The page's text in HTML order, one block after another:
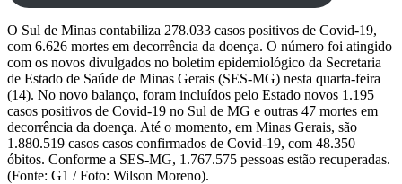
O Sul de Minas contabiliza 278.033 casos positivos de Covid-19,
com 6.626 mortes em decorrência da doença. O número foi atingido
com os novos divulgados no boletim epidemiológico da Secretaria
de Estado de Saúde de Minas Gerais (SES-MG) nesta quarta-feira
(14). No novo balanço, foram incluídos pelo Estado novos 1.195
casos positivos de Covid-19 no Sul de MG e outras 47 mortes em
decorrência da doença. Até o momento, em Minas Gerais, são
1.880.519 casos casos confirmados de Covid-19, com 48.350
óbitos. Conforme a SES-MG, 1.767.575 pessoas estão recuperadas.
(Fonte: G1 / Foto: Wilson Moreno).